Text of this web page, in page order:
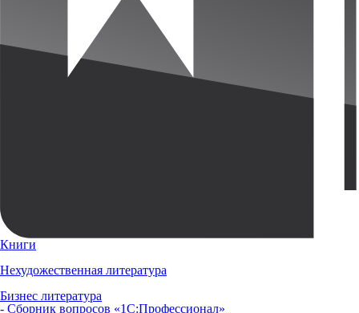
Книги
Нехудожественная литература
Бизнес литература
- Сборник вопросов «1С:Профессионал»